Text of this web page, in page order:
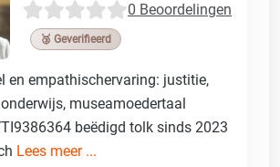
0 Beoordelingen
🥉 Geverifieerd
en empathischervaring: justitie,
museamoedertaal
beëdigd tolk sinds 2023
Lees meer ...